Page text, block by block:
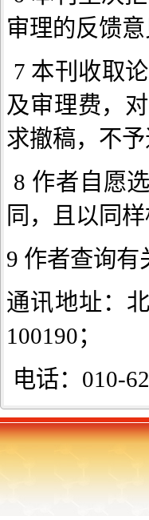
审理的反馈
7 本刊收取
及审理费，
求撤稿，不予
8 作者自愿
同，且以同样
9 作者查询
通讯地址：
100190；
电话：010-